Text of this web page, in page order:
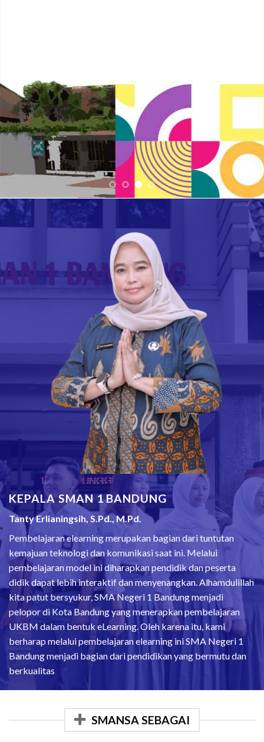
Website Resmi
SMAN 1 BANDUNG
Sekolah Ramah Anak, Sekolah Integritas, Sekolah Berbasis TIK, Sekolah
Penggerak
SELENGKAPNYA
KEPALA SMAN 1 BANDUNG
Tanty Erlianingsih, S.Pd., M.Pd.
Pembelajaran elearning merupakan bagian dari tuntutan
kemajuan teknologi dan komunikasi saat ini. Melalui
pembelajaran model ini diharapkan pendidik dan peserta
didik dapat lebih interaktif dan menyenangkan. Alhamdulillah
kita patut bersyukur, SMA Negeri 1 Bandung menjadi
pelopor di Kota Bandung yang menerapkan pembelajaran
UKBM dalam bentuk eLearning. Oleh karena itu, kami
berharap melalui pembelajaran elearning ini SMA Negeri 1
Bandung menjadi bagian dari pendidikan yang bermutu dan
berkualitas
SMANSA SEBAGAI